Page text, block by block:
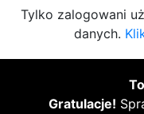
Tylko zalogowani
danych.
Gratulacje!